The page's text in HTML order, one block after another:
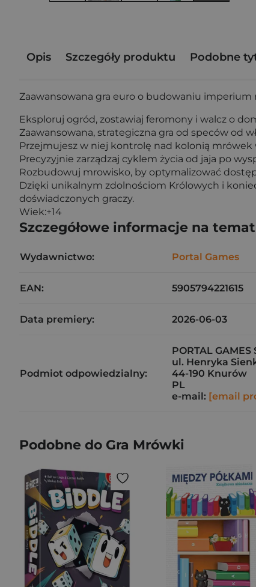
Opis Szczegóły produktu Podobne
Zaawansowana gra euro o budowaniu imperium
Eksploruj ogród, zostawiaj feromony i walcz o
Zaawansowana, strategiczna gra od speców od
Przejmujesz w niej kontrolę nad kolonią
Precyzyjnie zarządzaj cyklem życia od jaja po
Rozbudowuj mrowisko, by optymalizować
Dzięki unikalnym zdolnościom Królowych i
doświadczonych graczy.
Wiek:+14
Szczegółowe informacje na
Wydawnictwo: Portal Games
EAN: 5905794221615
Data premiery: 2026-06-03
Podmiot odpowiedzialny:
PORTAL
ul. Henryka
44-190 Knurów
PL
e-mail: [email
Podobne do Gra Mrówki